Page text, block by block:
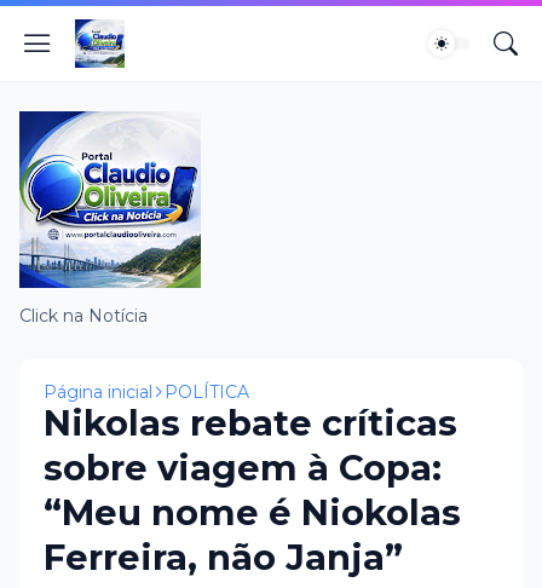
Click na Notícia
Página inicial POLÍTICA
Nikolas rebate críticas
sobre viagem à Copa:
“Meu nome é Niokolas
Ferreira, não Janja”